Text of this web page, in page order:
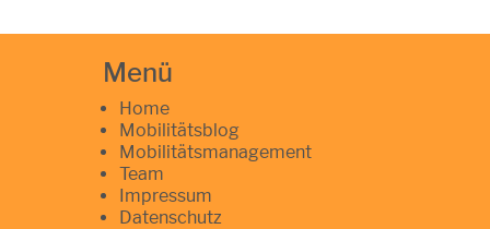
Menü
Home
Mobilitätsblog
Mobilitätsmanagement
Team
Impressum
Datenschutz